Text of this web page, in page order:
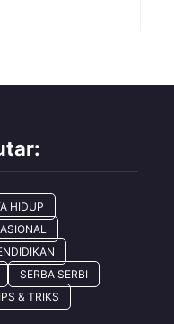
HIDUP
SERBA SERBI
& TRIKS